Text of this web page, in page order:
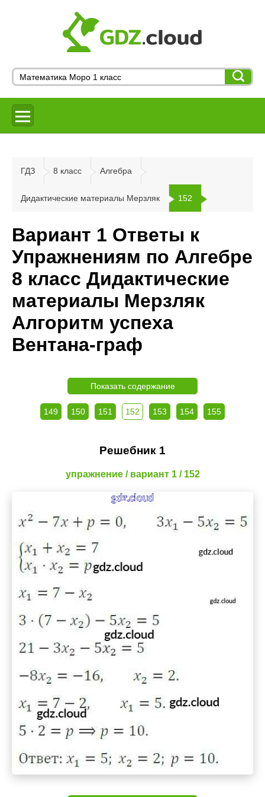
ГДЗ 8 класс Алгебра
Дидактические материалы Мерзляк 152
Вариант 1 Ответы к
Упражнениям по Алгебре
8 класс Дидактические
материалы Мерзляк
Алгоритм успеха
Вентана-граф
Показать содержание
149 150 151 152 153 154 155
Решебник 1
упражнение / вариант 1 / 152